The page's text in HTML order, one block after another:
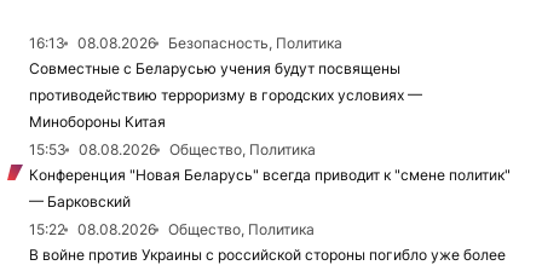
16:13 08.08.2026
Безопасность, Политика
Совместные с Беларусью учения будут посвящены
противодействию терроризму в городских условиях —
Минобороны Китая
15:53
08.08.2026
Общество, Политика
Конференция "Новая Беларусь" всегда приводит к "смене политик"
— Барковский
15:22
08.08.2026
Общество, Политика
В войне против Украины с российской стороны погибло уже более